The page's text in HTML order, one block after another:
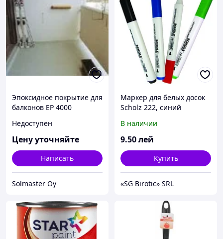
Эпоксидное покрытие для
балконов EP 4000
Недоступен
Цену уточняйте
Написать
Solmaster Oy
Маркер для белых досок
Scholz 222, синий
В наличии
9.50лей
Купить
«SG Birotic» SRL